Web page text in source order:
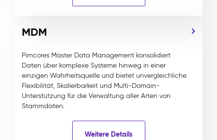
MDM
Pimcores Master Data Management konsolidiert
Daten über komplexe Systeme hinweg in einer
einzigen Wahrheitsquelle und bietet unvergleichliche
Flexibilität, Skalierbarkeit und Multi-Domain-
Unterstützung für die Verwaltung aller Arten von
Stammdaten.
Weitere Details